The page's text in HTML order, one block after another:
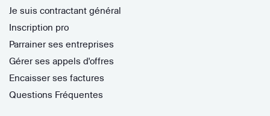
Je suis contractant général
Inscription pro
Parrainer ses entreprises
Gérer ses appels d'offres
Encaisser ses factures
Questions Fréquentes